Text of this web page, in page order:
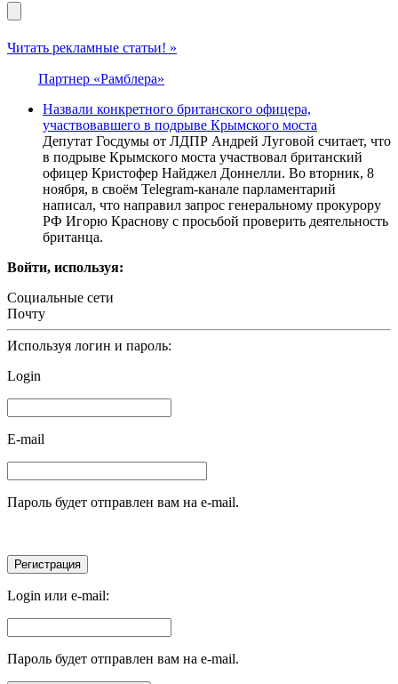
Читать рекламные статьи! »
Партнер «Рамблера»
Назвали конкретного британского офицера,
участвовавшего в подрыве Крымского моста
Депутат Госдумы от ЛДПР Андрей Луговой считает, что
в подрыве Крымского моста участвовал британский
офицер Кристофер Найджел Доннелли. Во вторник, 8
ноября, в своём Telegram-канале парламентарий
написал, что направил запрос генеральному прокурору
РФ Игорю Краснову с просьбой проверить деятельность
британца.
Войти, используя:
Социальные сети
Почту
Используя логин и пароль:
Login
E-mail
Пароль будет отправлен вам на e-mail.
Login или e-mail:
Пароль будет отправлен вам на e-mail.